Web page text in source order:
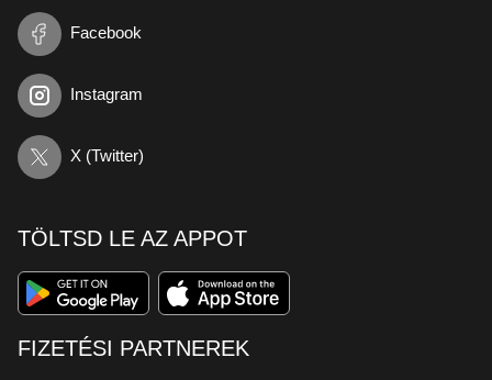
Facebook
Instagram
X (Twitter)
TÖLTSD LE AZ APPOT
FIZETÉSI PARTNEREK